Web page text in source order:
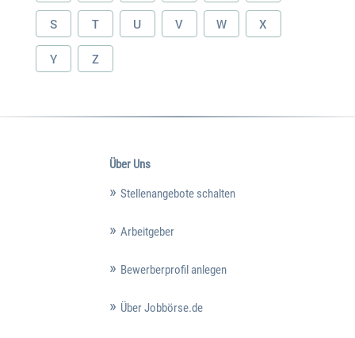
S T U V W X
Y Z
Über Uns
Stellenangebote schalten
Arbeitgeber
Bewerberprofil anlegen
Über Jobbörse.de